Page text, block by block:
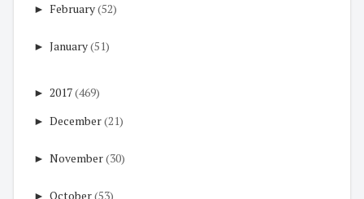
► February(52)
► January(51)
► 2017(469)
► December(21)
► November(30)
► October(53)